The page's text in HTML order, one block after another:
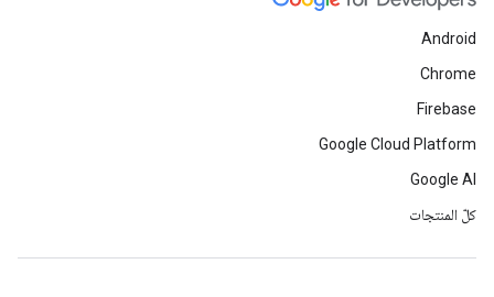
Android
Chrome
Firebase
Google Cloud Platform
Google AI
كلّ المنتجات